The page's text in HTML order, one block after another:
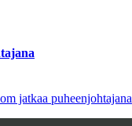
jatkaa puheenjohtajana